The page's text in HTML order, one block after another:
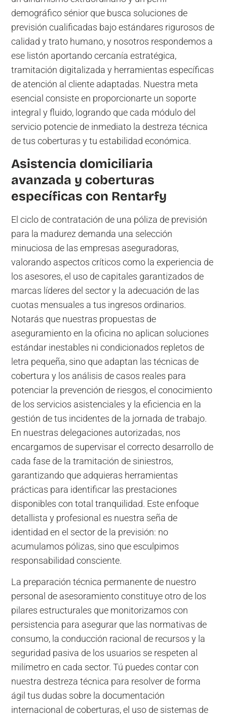
demográfico sénior que busca soluciones de
previsión cualificadas bajo estándares rigurosos de
calidad y trato humano, y nosotros respondemos a
ese listón aportando cercanía estratégica,
tramitación digitalizada y herramientas específicas
de atención al cliente adaptadas. Nuestra meta
esencial consiste en proporcionarte un soporte
integral y fluido, logrando que cada módulo del
servicio potencie de inmediato la destreza técnica
de tus coberturas y tu estabilidad económica.
Asistencia domiciliaria
avanzada y coberturas
específicas con Rentarfy
El ciclo de contratación de una póliza de previsión
para la madurez demanda una selección
minuciosa de las empresas aseguradoras,
valorando aspectos críticos como la experiencia de
los asesores, el uso de capitales garantizados de
marcas líderes del sector y la adecuación de las
cuotas mensuales a tus ingresos ordinarios.
Notarás que nuestras propuestas de
aseguramiento en la oficina no aplican soluciones
estándar inestables ni condicionados repletos de
letra pequeña, sino que adaptan las técnicas de
cobertura y los análisis de casos reales para
potenciar la prevención de riesgos, el conocimiento
de los servicios asistenciales y la eficiencia en la
gestión de tus incidentes de la jornada de trabajo.
En nuestras delegaciones autorizadas, nos
encargamos de supervisar el correcto desarrollo de
cada fase de la tramitación de siniestros,
garantizando que adquieras herramientas
prácticas para identificar las prestaciones
disponibles con total tranquilidad. Este enfoque
detallista y profesional es nuestra seña de
identidad en el sector de la previsión: no
acumulamos pólizas, sino que esculpimos
responsabilidad consciente.
La preparación técnica permanente de nuestro
personal de asesoramiento constituye otro de los
pilares estructurales que monitorizamos con
persistencia para asegurar que las normativas de
consumo, la conducción racional de recursos y la
seguridad pasiva de los usuarios se respeten al
milímetro en cada sector. Tú puedes contar con
nuestra destreza técnica para resolver de forma
ágil tus dudas sobre la documentación
internacional de coberturas, el uso de sistemas de